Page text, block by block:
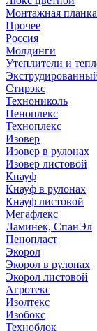
Монтажная планка
Прочее
Россия
Молдинги
Утеплители и
Стирэкс
Технониколь
Пеноплекс
Техноплекс
Изовер
Изовер в рулонах
Изовер листовой
Кнауф
Кнауф в рулонах
Кнауф листовой
Мегафлекс
Ламинек, СпанЭл
Пенопласт
Экорол
Экорол в рулонах
Экорол листовой
Агротекс
Изолтекс
Изобокс
Техноблок